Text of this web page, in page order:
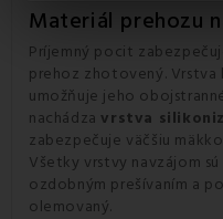
Materiál prehozu
Príjemný pocit
prehoz zhotovený. Vrstva
umožňuje jeho
nachádza vrstva
zabezpečuje väčšiu
Všetky vrstvy navzájom
ozdobným prešívaním a
olemovaný.